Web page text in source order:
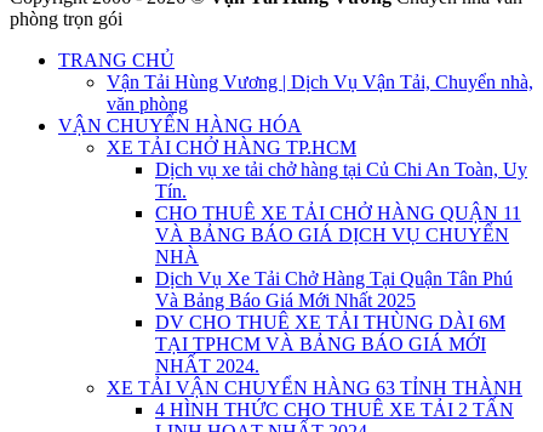
phòng trọn gói
TRANG CHỦ
Vận Tải Hùng Vương | Dịch Vụ Vận Tải, Chuyển nhà,
văn phòng
VẬN CHUYỂN HÀNG HÓA
XE TẢI CHỞ HÀNG TP.HCM
Dịch vụ xe tải chở hàng tại Củ Chi An Toàn, Uy
Tín.
CHO THUÊ XE TẢI CHỞ HÀNG QUẬN 11
VÀ BẢNG BÁO GIÁ DỊCH VỤ CHUYỂN
NHÀ
Dịch Vụ Xe Tải Chở Hàng Tại Quận Tân Phú
Và Bảng Báo Giá Mới Nhất 2025
DV CHO THUÊ XE TẢI THÙNG DÀI 6M
TẠI TPHCM VÀ BẢNG BÁO GIÁ MỚI
NHẤT 2024.
XE TẢI VẬN CHUYỂN HÀNG 63 TỈNH THÀNH
4 HÌNH THỨC CHO THUÊ XE TẢI 2 TẤN